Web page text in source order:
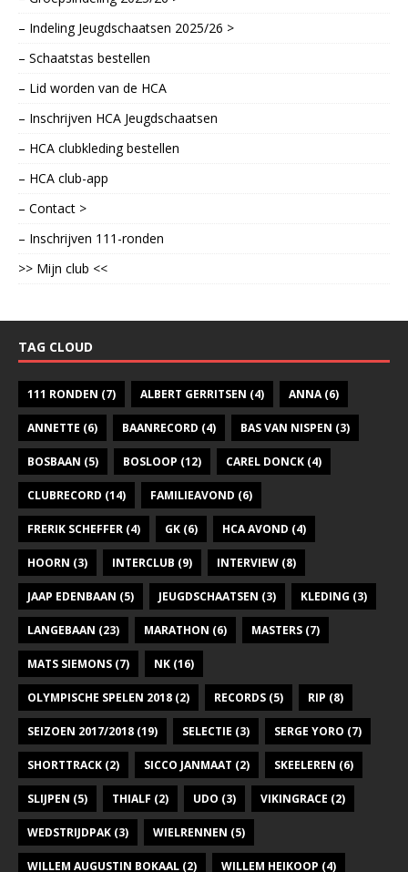
– Indeling Jeugdschaatsen 2025/26 >
– Schaatstas bestellen
– Lid worden van de HCA
– Inschrijven HCA Jeugdschaatsen
– HCA clubkleding bestellen
– HCA club-app
– Contact >
– Inschrijven 111-ronden
>> Mijn club <<
TAG CLOUD
111 RONDEN (7) ALBERT GERRITSEN (4) ANNA(6)
ANNETTE (6) BAANRECORD (4) BAS VAN NISPEN (3)
BOSBAAN (5) BOSLOOP (12) CAREL DONCK (4)
CLUBRECORD (14) FAMILIEAVOND (6)
FRERIK SCHEFFER (4) GK (6) HCA AVOND (4)
HOORN (3) INTERCLUB (9) INTERVIEW (8)
JAAP EDENBAAN (5) JEUGDSCHAATSEN (3) KLEDING (3)
LANGEBAAN (23) MARATHON (6) MASTERS (7)
MATS SIEMONS (7) NK (16)
OLYMPISCHE SPELEN 2018 (2) RECORDS (5) RIP (8)
SEIZOEN 2017/2018 (19) SELECTIE (3) SERGE YORO (7)
SHORTTRACK (2) SICCO JANMAAT (2) SKEELEREN (6)
SLIJPEN (5) THIALF (2) UDO (3) VIKINGRACE (2)
WEDSTRIJDPAK (3) WIELRENNEN (5)
WILLEM AUGUSTIN BOKAAL (2) WILLEM HEIKOOP (4)